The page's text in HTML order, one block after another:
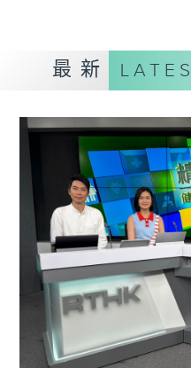
星期一至五，下午
台、港台電視31
下午2時 至 3 時 香
最新